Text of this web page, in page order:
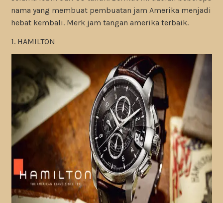
nama yang membuat pembuatan jam Amerika menjadi
hebat kembali. Merk jam tangan amerika terbaik.
1. HAMILTON